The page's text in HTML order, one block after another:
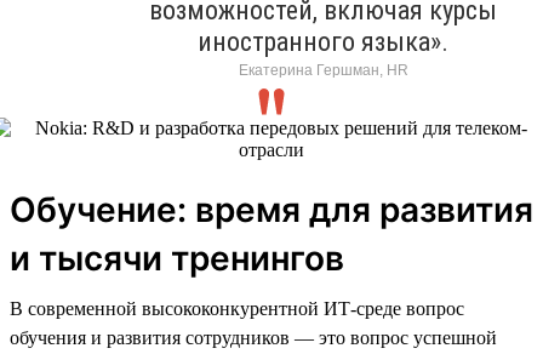
возможностей, включая курсы
иностранного языка».
Екатерина Гершман, HR
Обучение: время для развития
и тысячи тренингов
В современной высококонкурентной ИТ-среде вопрос
обучения и развития сотрудников — это вопрос успешной